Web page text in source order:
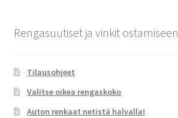
Rengasuutiset ja vinkit ostamiseen
Tilausohjeet
Valitse oikea rengaskoko
Auton renkaat netistä halvalla!